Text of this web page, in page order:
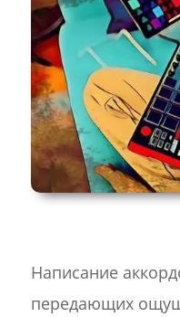
Написание
передающих